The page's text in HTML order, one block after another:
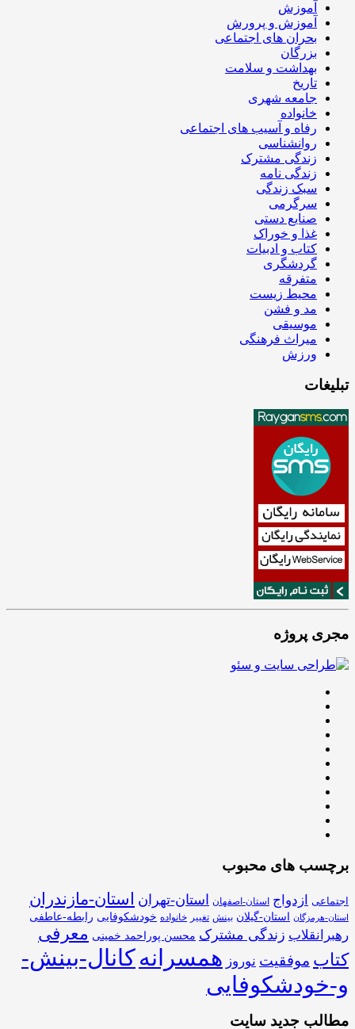
آموزش
آموزش و پرورش
بحران های اجتماعی
بزرگان
بهداشت و سلامت
تاریخ
جامعه شهری
خانواده
رفاه و آسیب های اجتماعی
روانشناسی
زندگی مشترک
زندگی نامه
سبک زندگی
سرگرمی
صنایع دستی
غذا و خوراک
کتاب و ادبیات
گردشگری
متفرقه
محیط زیست
مد و فشن
موسیقی
میراث فرهنگی
ورزش
تبلیغات
مجری پروژه
برچسب های محبوب
اجتماعی ازدواج استان-اصفهان استان-تهران استان-مازندران
استان-هرمزگان استان-گیلان بینش تغییر خانواده خودشکوفایی رابطه-عاطفی
رهبرانقلاب زندگی مشترک محسن پوراحمد خمینی معرفی
کتاب موفقیت نوروز همسرانهکانال-بینش-
و-خودشکوفایی
مطالب جدید سایت